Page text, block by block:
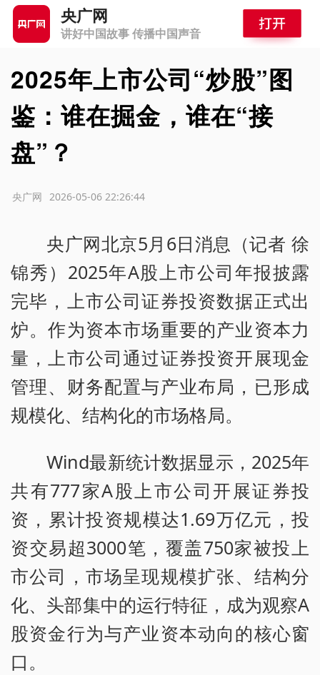
央广网
讲好中国故事 传播中国声音
2025年上市公司“炒股”图
鉴：谁在掘金，谁在“接
盘”？
2026-05-06 22:26:44
央广网
央广网北京5月6日消息（记者 徐
锦秀）2025年A股上市公司年报披露
完毕，上市公司证券投资数据正式出
炉。作为资本市场重要的产业资本力
量，上市公司通过证券投资开展现金
管理、财务配置与产业布局，已形成
规模化、结构化的市场格局。
Wind最新统计数据显示，2025年
共有777家A股上市公司开展证券投
资，累计投资规模达1.69万亿元，投
资交易超3000笔，覆盖750家被投上
市公司，市场呈现规模扩张、结构分
化、头部集中的运行特征，成为观察A
股资金行为与产业资本动向的核心窗
口。